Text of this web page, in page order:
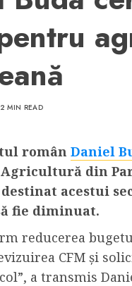
2 MIN READ
român Daniel
Agricultură din
acestui
fie diminuat.
reducerea
CFM și
a transmis
read
Cluj
poti vizita in
cand te afli
prelungit in
Comoara”?
S. MAY 31, 2023